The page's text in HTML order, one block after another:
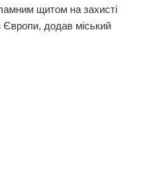
щитом на захисті
Європи, додав міський